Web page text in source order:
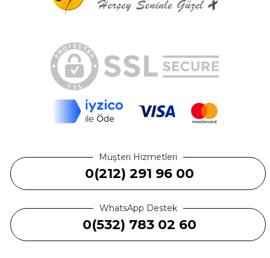
Müşteri Hizmetleri
0(212) 291 96 00
WhatsApp Destek
0(532) 783 02 60